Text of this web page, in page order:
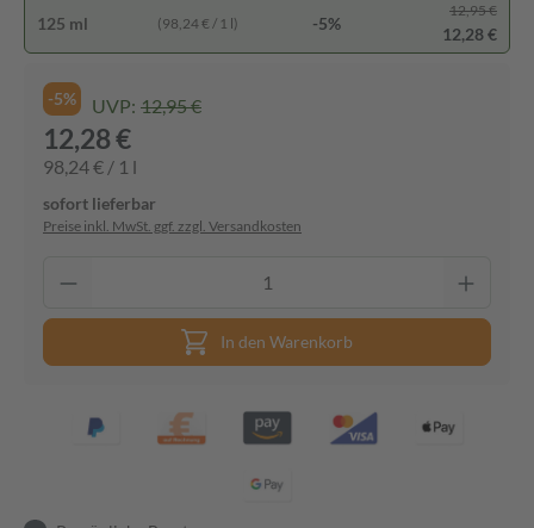
125 ml (98,24 € / 1 l) -5%
12,95 €
12,28 €
-5% UVP: 12,95 €
12,28 €
98,24 € / 1 l
sofort lieferbar
Preise inkl. MwSt. ggf. zzgl. Versandkosten
In den Warenkorb